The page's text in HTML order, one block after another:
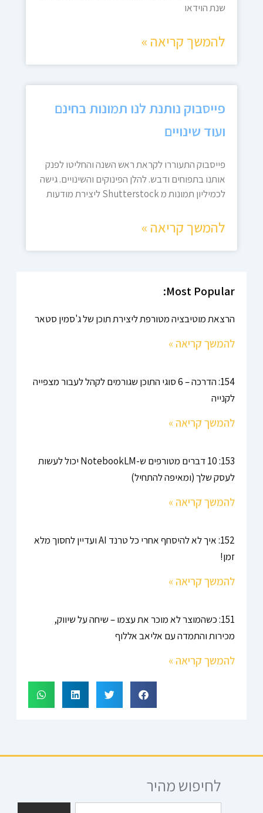
שנת הוידאו
להמשך קריאה »
פייסבוק נותנת לנו תמונות בחינם
ועוד שינויים
פייסבוק התעוררו לקראת ראש השנה והחליטו לפנק
אותנו בתפוחים ודבש. להלן הפינוקים והשינויים. גישה
לכמיליון תמונות מ Shutterstock ליצירת מודעות
להמשך קריאה »
Most Popular:
הרצאת מוטיבציה מטורפת ליצירת תוכן של ג'סמין סטאר
להמשך קריאה »
154: הדרכה – 6 סוגי התוכן שגורמים לקהל לעבור מצפייה
לקנייה
להמשך קריאה »
153: 10 דברים מטורפים ש-NotebookLM יכול לעשות
לעסק שלך (ומאיפה להתחיל)
להמשך קריאה »
152: איך לא להיסחף אחרי כל טרנד AI ועדיין לחסוך מלא
זמן!
להמשך קריאה »
151: כשהמוצר לא מוכר את עצמו – שיחה על שיווק,
מכירות והתמדה עם אליאב אללוף
להמשך קריאה »
לחיפוש מהיר